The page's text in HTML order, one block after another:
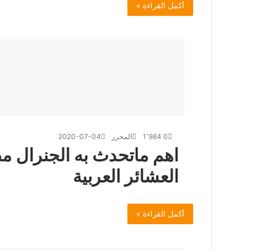
أكمل القراءة »
المحرر 2020-07-04 01٬984
اهم ماتحدث به الجنرال
العشائر العربية
أكمل القراءة »